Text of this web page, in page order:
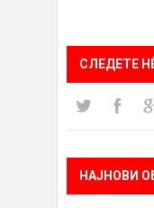
СЛЕДЕТЕ
НАЈНОВИ